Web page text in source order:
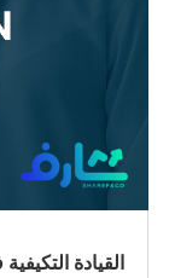
القيادة